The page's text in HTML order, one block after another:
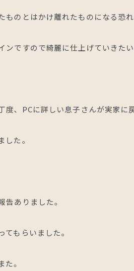
ものとはかけ離れたものになる恐れ
ンですので綺麗に仕上げていきた
度、PCに詳しい息子さんが実家に
た。
告ありました。
もらいました。
。